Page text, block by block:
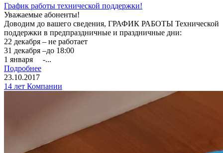
График работы технической поддержки!
Уважаемые абоненты!
Доводим до вашего сведения, ГРАФИК РАБОТЫ Технической
поддержки в предпраздничные и праздничные дни:
22 декабря – не работает
31 декабря –до 18:00
1 января -...
Подробнее
23.10.2017
14 лет Компании